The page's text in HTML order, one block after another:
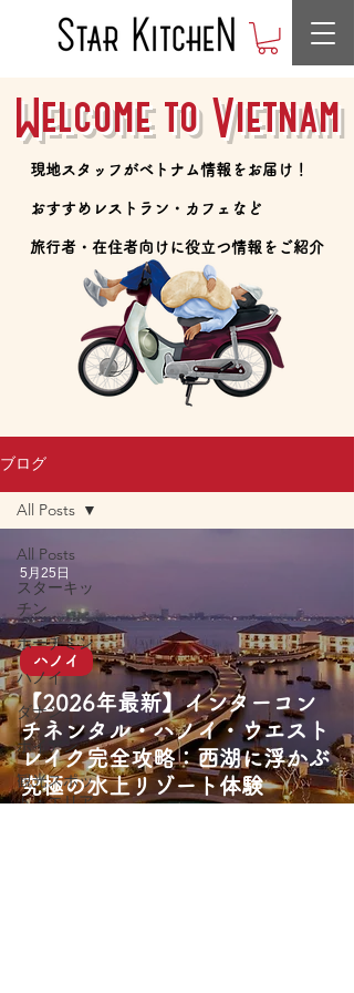
Welcome to Vietnam
​現地スタッフがベトナム情報をお届け！
​おすすめレストラン・カフェなど
​旅行者・在住者向けに役立つ情報をご紹介
ブログ
All Posts
スターキッ
チン
ホーチミン
ハノイ
ダナン
ホイアン
観光スポッ
ト・エリア
All Posts
【2026年最新】インターコン
チネンタル・ハノイ・ウエスト
レイク完全攻略：西湖に浮かぶ
究極の水上リゾート体験
ハノイ
5月25日